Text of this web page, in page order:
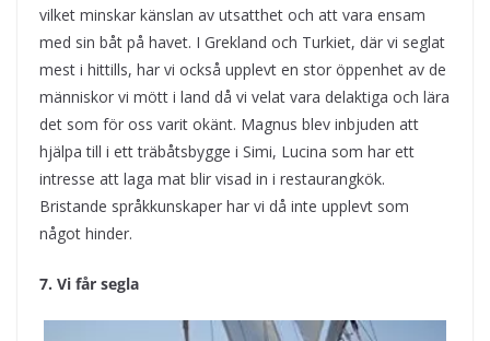
vilket minskar känslan av utsatthet och att vara ensam
med sin båt på havet. I Grekland och Turkiet, där vi seglat
mest i hittills, har vi också upplevt en stor öppenhet av de
människor vi mött i land då vi velat vara delaktiga och lära
det som för oss varit okänt. Magnus blev inbjuden att
hjälpa till i ett träbåtsbygge i Simi, Lucina som har ett
intresse att laga mat blir visad in i restaurangkök.
Bristande språkkunskaper har vi då inte upplevt som
något hinder.
7. Vi får segla